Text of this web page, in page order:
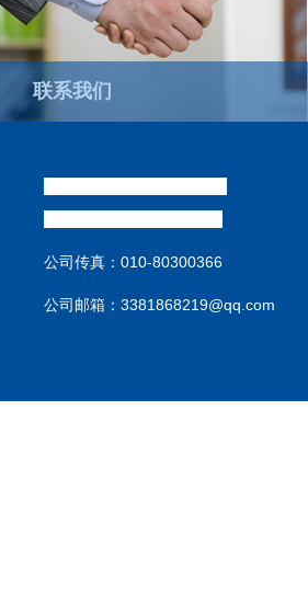
联系我们
公司传真： 010-80300366
公司邮箱： 3381868219@qq.com